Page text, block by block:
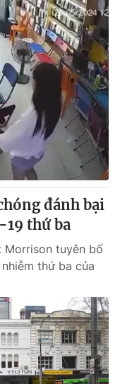
Nam
tử số 483/GP-BTTTT
Quốc Thắng,
932
đánh bại
19 thứ ba
Morrison tuyên bố
thứ ba của